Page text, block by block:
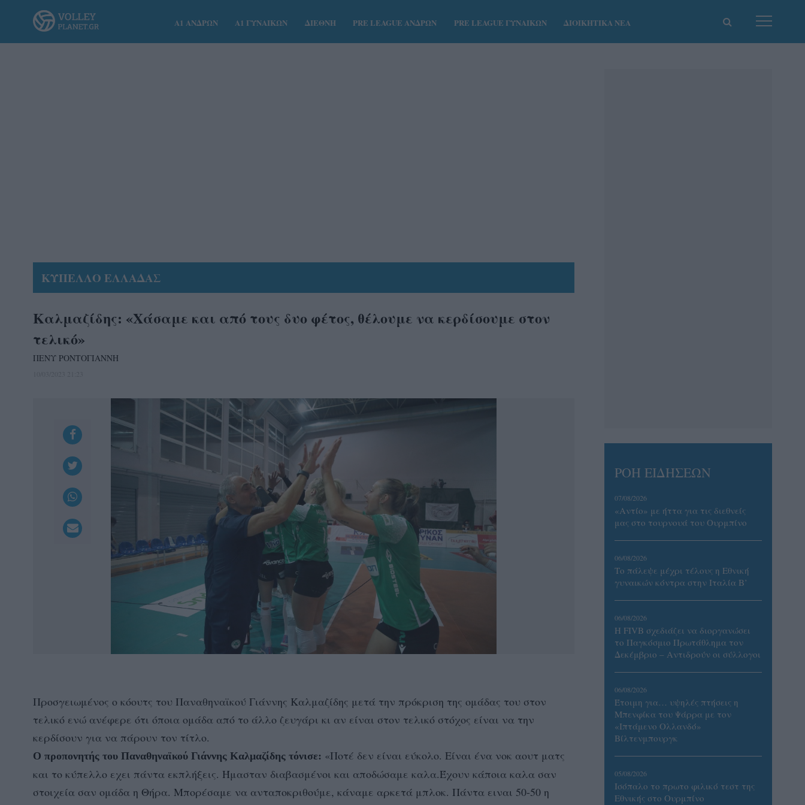
Α1 ΑΝΔΡΩΝ Α1 ΓΥΝΑΙΚΩΝ ΔΙΕΘΝΗ PRE LEAGUE ΑΝΔΡΩΝ PRE LEAGUE ΓΥΝΑΙΚΩΝ ΔΙΟΙΚΗΤΙΚΑ ΝΕΑ
ΚΥΠΕΛΛΟ ΕΛΛΑΔΑΣ
Καλμαζίδης: «Χάσαμε και από τους δυο φέτος, θέλουμε να κερδίσουμε στον
τελικό»
ΠΕΝΥ ΡΟΝΤΟΓΙΑΝΝΗ
Προσγειωμένος ο κόουτς του Παναθηναϊκού Γιάννης Καλμαζίδης μετά την πρόκριση της ομάδας του στον
τελικό ενώ ανέφερε ότι όποια ομάδα από το άλλο ζευγάρι κι αν είναι στον τελικό στόχος είναι να την
κερδίσουν για να πάρουν τον τίτλο.
Ο προπονητής του Παναθηναϊκού Γιάννης Καλμαζίδης τόνισε: «Ποτέ δεν είναι εύκολο. Είναι ένα νοκ αουτ ματς
και το κύπελλο εχει πάντα εκπλήξεις. Ήμασταν διαβασμένοι και αποδώσαμε καλα.Έχουν κάποια καλα σαν
στοιχεία σαν ομάδα η Θήρα. Μπορέσαμε να ανταποκριθούμε, κάναμε αρκετά μπλοκ. Πάντα ειναι 50-50 η
ΡΟΗ ΕΙΔΗΣΕΩΝ
07/08/2026
«Αντίο» με ήττα για τις διεθνείς
μας στο τουρνουά του Ουρμπίνο
06/08/2026
Το πάλεψε μέχρι τέλους η Εθνική
γυναικών κόντρα στην Ιταλία Β’
06/08/2026
Η FIVB σχεδιάζει να διοργανώσει
το Παγκόσμιο Πρωτάθλημα τον
Δεκέμβριο – Αντιδρούν οι σύλλογοι
06/08/2026
Έτοιμη για… υψηλές πτήσεις η
Μπενφίκα του Ψάρρα με τον
«Ιπτάμενο Ολλανδό»
Βίλτενμπουργκ
05/08/2026
Ισόπαλο το πρωτο φιλικό τεστ της
Εθνικής στο Ουρμπίνο